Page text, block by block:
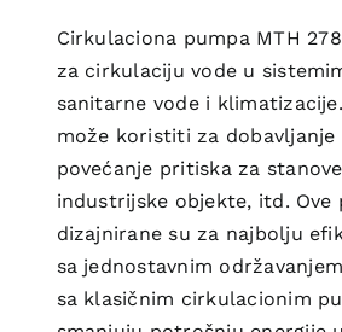
Cirkulaciona pumpa MTH
za cirkulaciju vode u
sanitarne vode i
može koristiti za dobavljanje
povećanje pritiska za
industrijske objekte, itd. Ove
dizajnirane su za najbolju
sa jednostavnim
sa klasičnim cirkulacionim